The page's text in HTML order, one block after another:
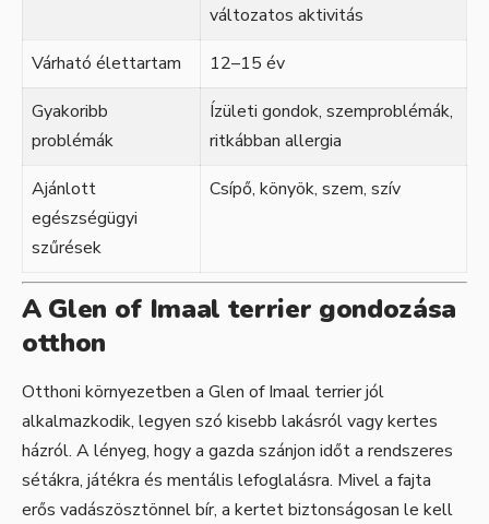
változatos aktivitás
Várható élettartam
12–15 év
Gyakoribb
problémák
Ízületi gondok, szemproblémák,
ritkábban allergia
Ajánlott
egészségügyi
szűrések
Csípő, könyök, szem, szív
A Glen of Imaal terrier gondozása
otthon
Otthoni környezetben a Glen of Imaal terrier jól
alkalmazkodik, legyen szó kisebb lakásról vagy kertes
házról. A lényeg, hogy a gazda szánjon időt a rendszeres
sétákra, játékra és mentális lefoglalásra. Mivel a fajta
erős vadászösztönnel bír, a kertet biztonságosan le kell